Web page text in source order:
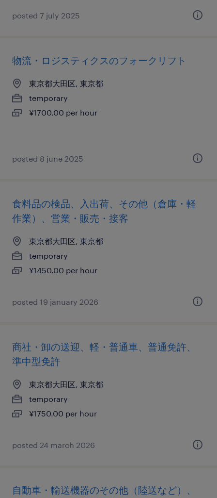
posted 7 july 2025
物流・ロジスティクスのフォークリフト
東京都大田区, 東京都
temporary
¥1700.00 per hour
posted 8 june 2025
食料品の検品、入出荷、その他（倉庫・軽
作業）、営業・販売・接客
東京都大田区, 東京都
temporary
¥1450.00 per hour
posted 19 january 2026
商社・卸の送迎、軽・普通車、普通免許、
準中型免許
東京都大田区, 東京都
temporary
¥1750.00 per hour
posted 24 march 2026
自動車・輸送機器のその他（陸送など）、